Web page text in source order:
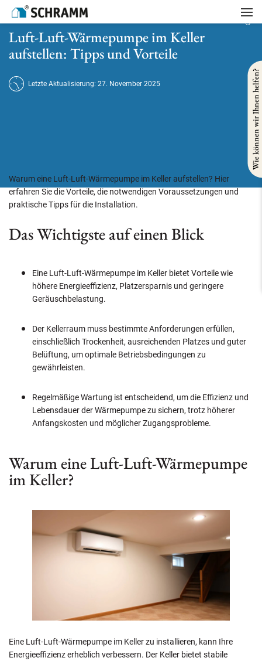
Startseite
Luft-Luft-Wärmepumpe im Keller aufstellen: Tipps und Vorteile
Luft-Luft-Wärmepumpe im Keller
aufstellen: Tipps und Vorteile
Letzte Aktualisierung: 27. November 2025
Warum eine Luft-Luft-Wärmepumpe im Keller aufstellen? Hier
erfahren Sie die Vorteile, die notwendigen Voraussetzungen und
praktische Tipps für die Installation.
Das Wichtigste auf einen Blick
Eine Luft-Luft-Wärmepumpe im Keller bietet Vorteile wie
höhere Energieeffizienz, Platzersparnis und geringere
Geräuschbelastung.
Der Kellerraum muss bestimmte Anforderungen erfüllen,
einschließlich Trockenheit, ausreichenden Platzes und guter
Belüftung, um optimale Betriebsbedingungen zu
gewährleisten.
Regelmäßige Wartung ist entscheidend, um die Effizienz und
Lebensdauer der Wärmepumpe zu sichern, trotz höherer
Anfangskosten und möglicher Zugangsprobleme.
Warum eine Luft-Luft-Wärmepumpe
im Keller?
Eine Luft-Luft-Wärmepumpe im Keller zu installieren, kann Ihre
Energieeffizienz erheblich verbessern. Der Keller bietet stabile
Wie können wir Ihnen helfen?